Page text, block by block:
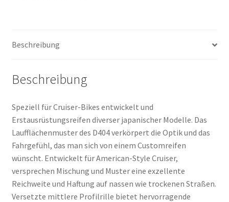
Beschreibung
Beschreibung
Speziell für Cruiser-Bikes entwickelt und
Erstausrüstungsreifen diverser japanischer Modelle. Das
Laufflächenmuster des D404 verkörpert die Optik und das
Fahrgefühl, das man sich von einem Customreifen
wünscht. Entwickelt für American-Style Cruiser,
versprechen Mischung und Muster eine exzellente
Reichweite und Haftung auf nassen wie trockenen Straßen.
Versetzte mittlere Profilrille bietet hervorragende